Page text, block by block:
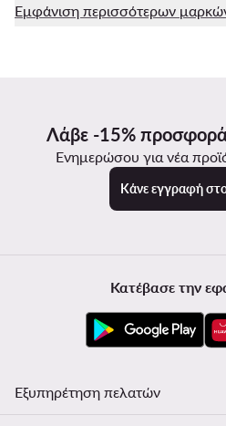
Εμφάνιση περισσότερων
Λάβε -15% προσφορά
Ενημερώσου για νέα
Κάνε εγγραφή
Κατέβασε την
Εξυπηρέτηση πελατών